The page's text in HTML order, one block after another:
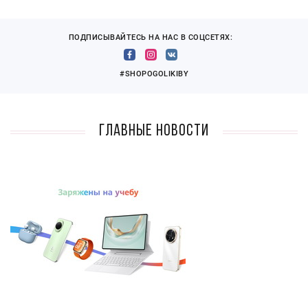
ПОДПИСЫВАЙТЕСЬ НА НАС В СОЦСЕТЯХ:
#SHOPOGOLIKIBY
Главные новости